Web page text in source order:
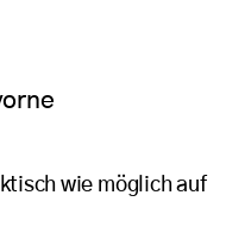
wie möglich auf